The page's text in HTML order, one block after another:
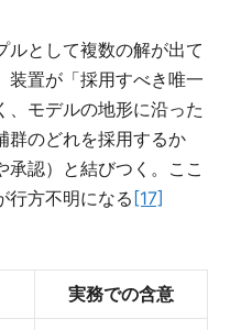
ルとして複数の解が出て
装置が「採用すべき唯一
、モデルの地形に沿った
群のどれを採用するか
承認）と結びつく。ここ
行方不明になる [17]
実務での含意